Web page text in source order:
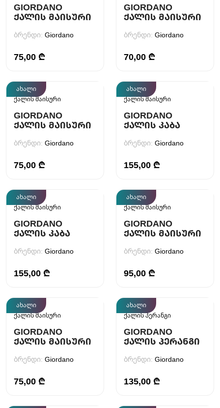
GIORDANO
ᲥᲐᲚᲘᲡ ᲛᲐᲘᲡᲣᲠᲘ
ბრენდი: Giordano
75,00 ₾
GIORDANO
ᲥᲐᲚᲘᲡ ᲛᲐᲘᲡᲣᲠᲘ
ბრენდი: Giordano
70,00 ₾
ახალი
ქალის მაისური
GIORDANO
ᲥᲐᲚᲘᲡ ᲛᲐᲘᲡᲣᲠᲘ
ბრენდი: Giordano
75,00 ₾
ახალი
ქალის მაისური
GIORDANO
ᲥᲐᲚᲘᲡ ᲙᲐᲑᲐ
ბრენდი: Giordano
155,00 ₾
ახალი
ქალის მაისური
GIORDANO
ᲥᲐᲚᲘᲡ ᲙᲐᲑᲐ
ბრენდი: Giordano
155,00 ₾
ახალი
ქალის მაისური
GIORDANO
ᲥᲐᲚᲘᲡ ᲛᲐᲘᲡᲣᲠᲘ
ბრენდი: Giordano
95,00 ₾
ახალი
ქალის მაისური
GIORDANO
ᲥᲐᲚᲘᲡ ᲛᲐᲘᲡᲣᲠᲘ
ბრენდი: Giordano
75,00 ₾
ახალი
ქალის პერანგი
GIORDANO
ᲥᲐᲚᲘᲡ ᲞᲔᲠᲐᲜᲒᲘ
ბრენდი: Giordano
135,00 ₾